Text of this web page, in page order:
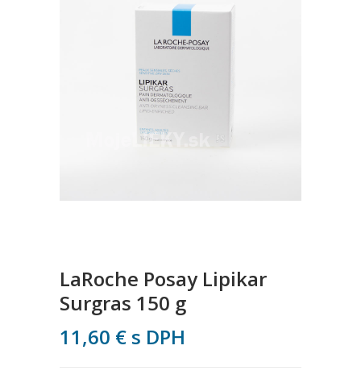
LaRoche Posay Lipikar
Surgras 150 g
11,60 € s DPH